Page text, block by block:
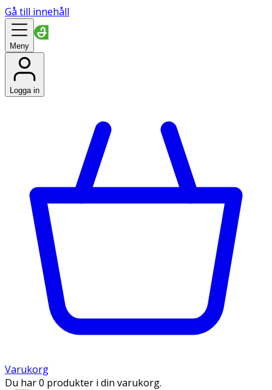
Gå till innehåll
Meny
Logga in
Varukorg
Du har 0 produkter i din varukorg.